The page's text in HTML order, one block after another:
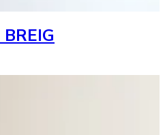
BREIG